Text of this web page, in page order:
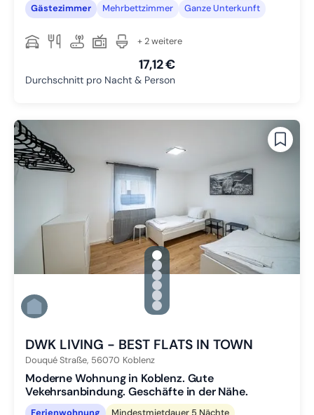
Gästezimmer Mehrbettzimmer Ganze Unterkunft
+ 2 weitere
17,12 €
Durchschnitt pro Nacht & Person
gallery.slide_selector
Zu Slide 1 wechseln
Zu Slide 2 wechseln
Zu Slide 3 wechseln
Zu Slide 4 wechseln
Zu Slide 5 wechseln
Zu Slide 6 wechseln
DWK LIVING - BEST FLATS IN TOWN
Douqué Straße, 56070 Koblenz
Moderne Wohnung in Koblenz. Gute
Vekehrsanbindung. Geschäfte in der Nähe.